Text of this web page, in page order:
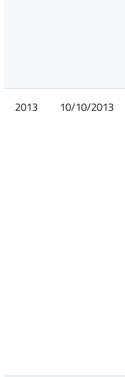
2013 10/10/2013